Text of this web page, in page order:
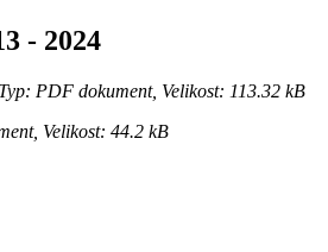
- 2024
Typ: PDF dokument, Velikost: 113.32 kB
Velikost: 44.2 kB